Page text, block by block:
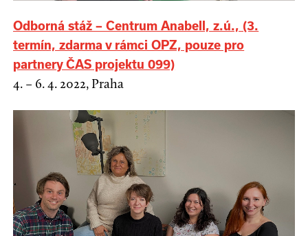
Odborná stáž – Centrum Anabell, z.ú., (3.
termín, zdarma v rámci OPZ, pouze pro
partnery ČAS projektu 099)
4. – 6. 4. 2022, Praha